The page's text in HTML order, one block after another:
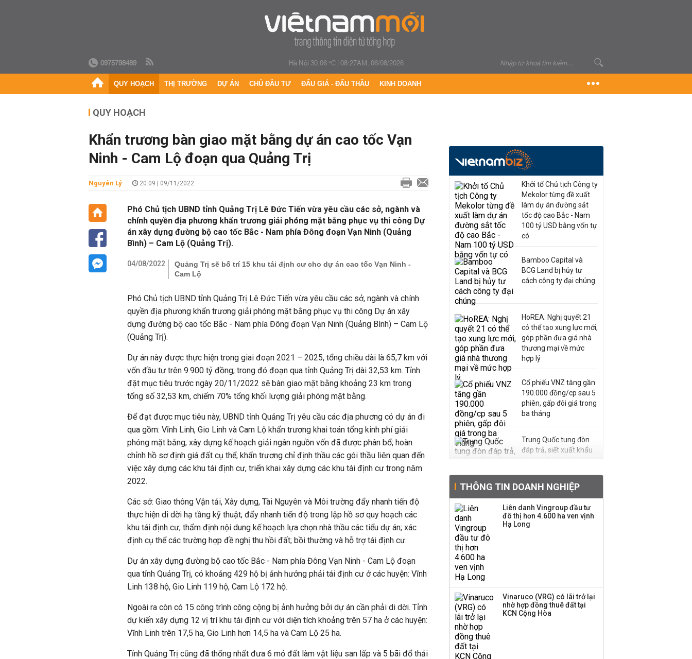
0975798489 Hà Nội 30.06 °C|08:27AM, 06/08/2026
QUY HOẠCH THỊ TRƯỜNG DỰ ÁN CHỦ ĐẦU TƯ ĐẤU GIÁ - ĐẤU THẦU KINH DOANH
QUY HOẠCH
Khẩn trương bàn giao mặt bằng dự án cao tốc Vạn
Ninh - Cam Lộ đoạn qua Quảng Trị
Nguyên Lý 20:09 | 09/11/2022
Phó Chủ tịch UBND tỉnh Quảng Trị Lê Đức Tiến vừa yêu cầu các sở, ngành và
chính quyền địa phương khẩn trương giải phóng mặt bằng phục vụ thi công Dự
án xây dựng đường bộ cao tốc Bắc - Nam phía Đông đoạn Vạn Ninh (Quảng
Bình) – Cam Lộ (Quảng Trị).
04/08/2022
Quảng Trị sẽ bố trí 15 khu tái định cư cho dự án cao tốc Vạn Ninh -
Cam Lộ
Phó Chủ tịch UBND tỉnh Quảng Trị Lê Đức Tiến vừa yêu cầu các sở, ngành và chính
quyền địa phương khẩn trương giải phóng mặt bằng phục vụ thi công Dự án xây
dựng đường bộ cao tốc Bắc - Nam phía Đông đoạn Vạn Ninh (Quảng Bình) – Cam Lộ
(Quảng Trị).
Dự án này được thực hiện trong giai đoạn 2021 – 2025, tổng chiều dài là 65,7 km với
vốn đầu tư trên 9.900 tỷ đồng; trong đó đoạn qua tỉnh Quảng Trị dài 32,53 km. Tỉnh
đặt mục tiêu trước ngày 20/11/2022 sẽ bàn giao mặt bằng khoảng 23 km trong
tổng số 32,53 km, chiếm 70% tổng khối lượng giải phóng mặt bằng.
Để đạt được mục tiêu này, UBND tỉnh Quảng Trị yêu cầu các địa phương có dự án đi
qua gồm: Vĩnh Linh, Gio Linh và Cam Lộ khẩn trương khai toán tổng kinh phí giải
phóng mặt bằng; xây dựng kế hoạch giải ngân nguồn vốn đã được phân bổ; hoàn
chỉnh hồ sơ định giá đất cụ thể; khẩn trương chỉ định thầu các gói thầu liên quan đến
việc xây dựng các khu tái định cư, triển khai xây dựng các khu tái định cư trong năm
2022.
Các sở: Giao thông Vận tải, Xây dựng, Tài Nguyên và Môi trường đẩy nhanh tiến độ
thực hiện di dời hạ tầng kỹ thuật; đẩy nhanh tiến độ trong lập hồ sơ quy hoạch các
khu tái định cư; thẩm định nội dung kế hoạch lựa chọn nhà thầu các tiểu dự án; xác
định cụ thể các trường hợp đề nghị thu hồi đất; bồi thường và hỗ trợ tái định cư.
Dự án xây dựng đường bộ cao tốc Bắc - Nam phía Đông Vạn Ninh - Cam Lộ đoạn
qua tỉnh Quảng Trị, có khoảng 429 hộ bị ảnh hưởng phải tái định cư ở các huyện: Vĩnh
Linh 138 hộ, Gio Linh 119 hộ, Cam Lộ 172 hộ.
Ngoài ra còn có 15 công trình công cộng bị ảnh hưởng bởi dự án cần phải di dời. Tỉnh
dự kiến xây dựng 12 vị trí khu tái định cư với diện tích khoảng trên 57 ha ở các huyện:
Vĩnh Linh trên 17,5 ha, Gio Linh hơn 14,5 ha và Cam Lộ 25 ha.
Tỉnh Quảng Trị cũng đã thống nhất đưa 6 mỏ đất làm vật liệu san lấp và 5 bãi đổ thải
Khởi tố Chủ tịch Công ty
Mekolor từng đề xuất
làm dự án đường sắt
tốc độ cao Bắc - Nam
100 tỷ USD bằng vốn tự
có
Bamboo Capital và
BCG Land bị hủy tư
cách công ty đại chúng
HoREA: Nghị quyết 21
có thể tạo xung lực mới,
góp phần đưa giá nhà
thương mại về mức
hợp lý
Cổ phiếu VNZ tăng gần
190.000 đồng/cp sau 5
phiên, gấp đôi giá trong
ba tháng
Trung Quốc tung đòn
đáp trả, siết xuất khẩu
drone và trừng phạt
Hoá chất Đức Giang
công bố hai ứng viên
HĐQT, cổ phiếu DGC
tăng trần
trang, phụ kiện cao cấp
Hãng kim cương tài trợ
THÔNG TIN DOANH NGHIỆP
Liên danh Vingroup đầu tư
đô thị hơn 4.600 ha ven vịnh
Hạ Long
Vinaruco (VRG) có lãi trở lại
nhờ hợp đồng thuê đất tại
KCN Cộng Hòa